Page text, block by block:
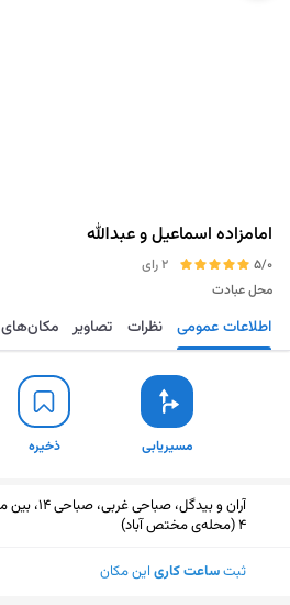
امامزاده اسماعیل و عبدالله
5/0
2 رای
محل عبادت
مسیریابی ذخیره اطلاعات عمومی نظرات تصاویر
مسیریابی ذخیره
آران و
4 (محله‌ی مختص آباد)
ثبتساعت کاری این مکان